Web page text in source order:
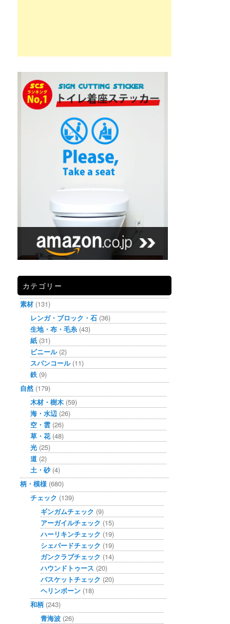
カテゴリー
素材 (131)
レンガ・ブロック・石 (36)
生地・布・毛糸(43)
紙 (31)
ビニール(2)
スパンコール(11)
鉄 (9)
自然 (179)
木材・樹木 (59)
海・水辺 (26)
空・雲 (26)
草・花(48)
光 (25)
道 (2)
土・砂(4)
柄・模様 (680)
チェック (139)
ギンガムチェック (9)
アーガイルチェック (15)
ハーリキンチェック (19)
シェパードチェック (19)
ガンクラブチェック (14)
ハウンドトゥース (20)
バスケットチェック (20)
ヘリンボーン (18)
和柄 (243)
青海波 (26)